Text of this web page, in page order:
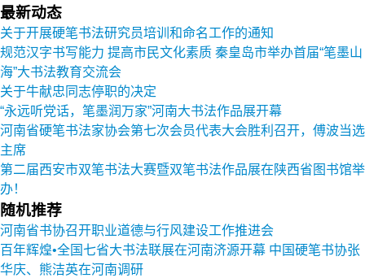
最新动态
关于开展硬笔书法研究员培训和命名工作的通知
规范汉字书写能力 提高市民文化素质 秦皇岛市举办首届“笔墨山
海”大书法教育交流会
关于牛献忠同志停职的决定
“永远听党话，笔墨润万家”河南大书法作品展开幕
河南省硬笔书法家协会第七次会员代表大会胜利召开，傅波当选
主席
第二届西安市双笔书法大赛暨双笔书法作品展在陕西省图书馆举
办！
随机推荐
河南省书协召开职业道德与行风建设工作推进会
百年辉煌•全国七省大书法联展在河南济源开幕 中国硬笔书协张
华庆、熊洁英在河南调研